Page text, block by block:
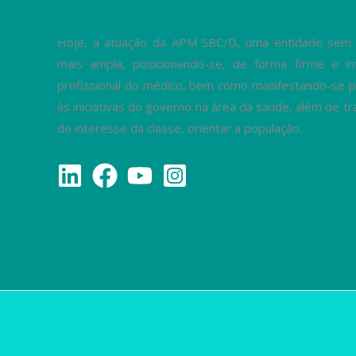
Hoje, a atuação da APM SBC/D, uma entidade
mais ampla, posicionando-se, de forma firme e
profissional do médico, bem como manifestando-se
às iniciativas do governo na área da saúde, além de
de interesse da classe, orientar a população.